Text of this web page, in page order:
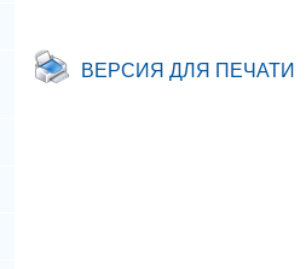
ВЕРСИЯ ДЛЯ ПЕЧАТИ